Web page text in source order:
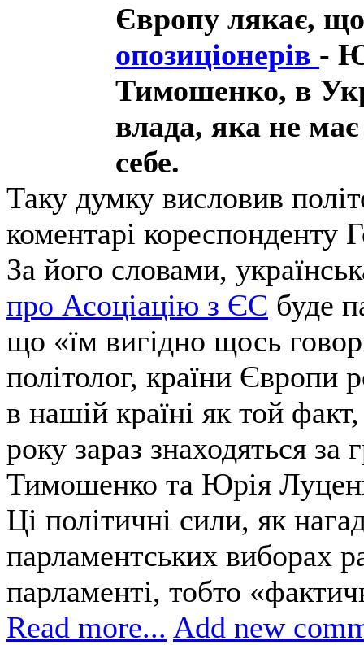
Європу лякає,
опозиціонерів -
Тимошенко, в
влада, яка не
себе.
Таку думку висловив
коментарі кореспонденту
За його словами,
про Асоціацію з ЄС буде
що «їм вигідно щось
політолог, країни Європи
в нашій країні як той
року зараз знаходяться
Тимошенко та Юрія
Ці політичні сили, як
парламентських виборах
парламенті, тобто
Read more... Add new